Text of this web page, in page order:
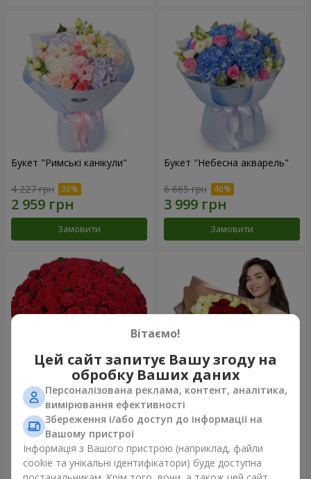
Букет "Римські канікули"
4 227 грн
Замовити
Букет "Небесна акварель"
6 665 грн
Замовити
101 червона троянда
11 998 грн
Замовити
Букет "Серце - серцю"
Замовити
Вітаємо!
Цей сайт запитує Вашу згоду на
обробку Ваших даних
Персоналізована реклама, контент, аналітика,
вимірювання ефективності
Збереження і/або доступ до інформації на
Вашому пристрої
Інформація з Вашого пристрою (наприклад, файли
cookie та унікальні ідентифікатори) буде доступна